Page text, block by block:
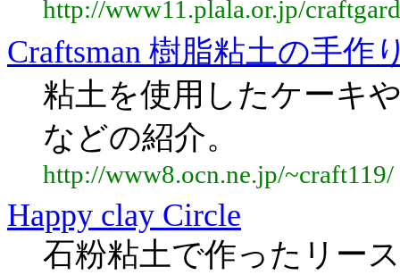
http://www11.plala.or.jp/
Craftsman 樹脂粘土の手作
粘土を使用したケーキ
などの紹介。
http://www8.ocn.ne.jp/~craft119/
Happy clay Circle
石粉粘土で作ったリー